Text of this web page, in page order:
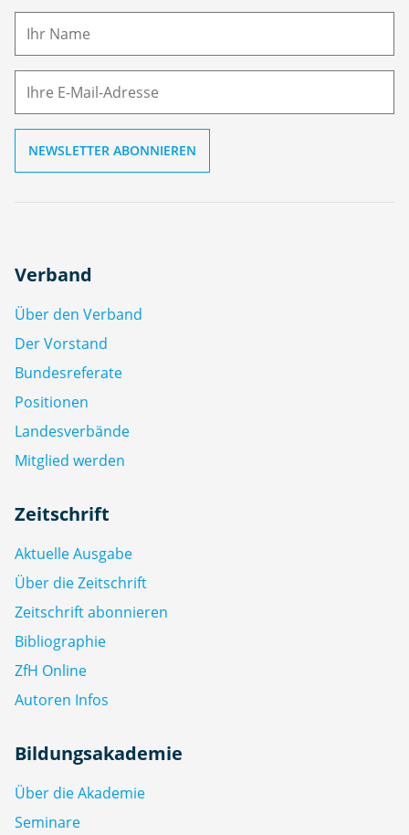
M
Verband
Über den Verband
Der Vorstand
Bundesreferate
Positionen
Landesverbände
Mitglied werden
Zeitschrift
Aktuelle Ausgabe
Über die Zeitschrift
Zeitschrift abonnieren
Bibliographie
ZfH Online
Autoren Infos
Bildungsakademie
Über die Akademie
Seminare